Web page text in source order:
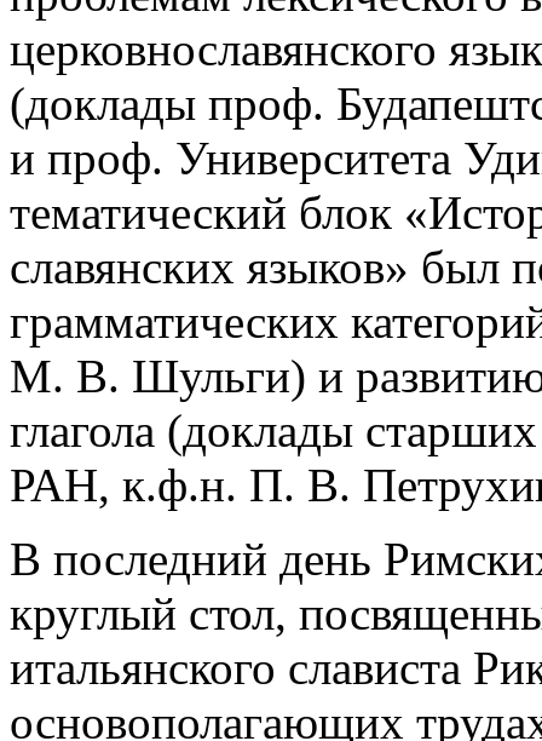
церковнославянского
(доклады проф.
и проф. Университета
тематический блок
славянских языков» был
грамматических
М. В. Шульги) и развитию
глагола (доклады
РАН, к.ф.н. П. В.
В последний день
круглый стол,
итальянского слависта
основополагающих